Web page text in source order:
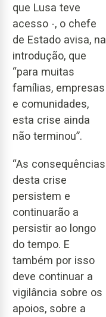
que Lusa teve
acesso -, o chefe
de Estado avisa, na
introdução, que
“para muitas
famílias, empresas
e comunidades,
esta crise ainda
não terminou”.
“As consequências
desta crise
persistem e
continuarão a
persistir ao longo
do tempo. E
também por isso
deve continuar a
vigilância sobre os
apoios, sobre a